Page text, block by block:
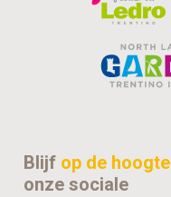
Blijf op de hoogte
onze sociale